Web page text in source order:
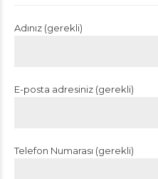
Adınız (gerekli)
E-posta adresiniz (gerekli)
Telefon Numarası (gerekli)